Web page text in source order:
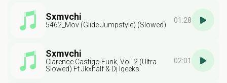
Sxmvchi
5462_Mov (Glide Jumpstyle) (Slowed)
01:28
Sxmvchi
Clarence Castigo Funk, Vol. 2 (Ultra
Slowed) Ft Jkxhalf & Dj Igeeks
02:01